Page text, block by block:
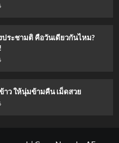
ประชามติ คือวันเดียวกันไหม?
าว ให้นุ่มข้ามคืน เม็ดสวย